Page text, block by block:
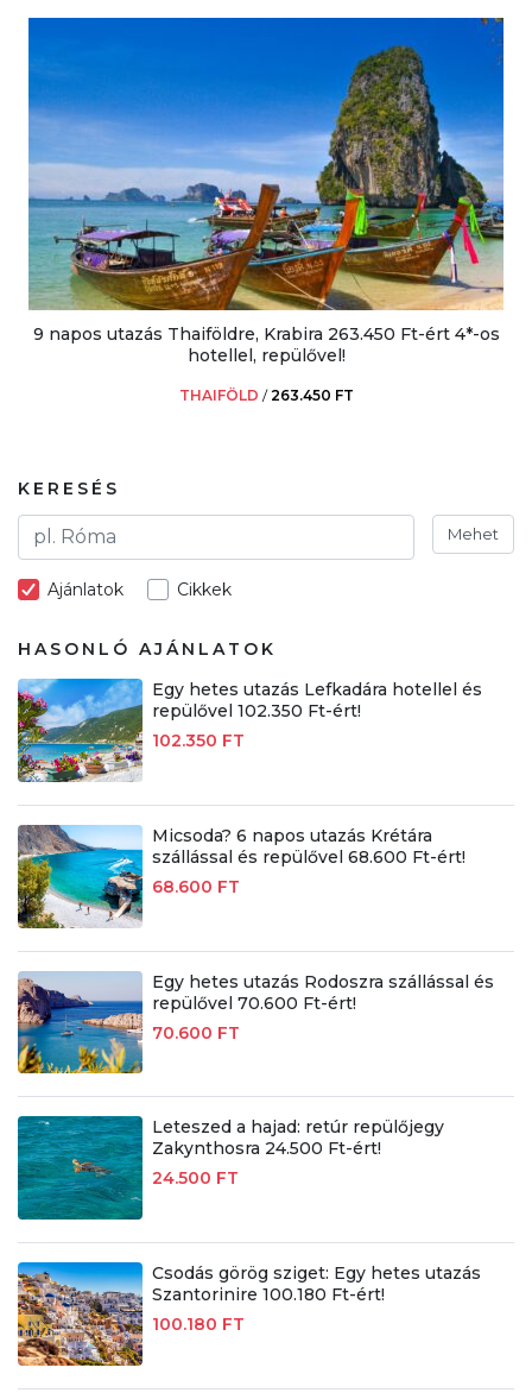
9 napos utazás Thaiföldre, Krabira 263.450 Ft-ért 4*-os
hotellel, repülővel!
THAIFÖLD /263.450 FT
KERESÉS
Mehet
Ajánlatok Cikkek
HASONLÓ AJÁNLATOK
Egy hetes utazás Lefkadára hotellel és
repülővel 102.350 Ft-ért!
102.350 FT
Micsoda? 6 napos utazás Krétára
szállással és repülővel 68.600 Ft-ért!
68.600 FT
Egy hetes utazás Rodoszra szállással és
repülővel 70.600 Ft-ért!
70.600 FT
Leteszed a hajad: retúr repülőjegy
Zakynthosra 24.500 Ft-ért!
24.500 FT
Csodás görög sziget: Egy hetes utazás
Szantorinire 100.180 Ft-ért!
100.180 FT